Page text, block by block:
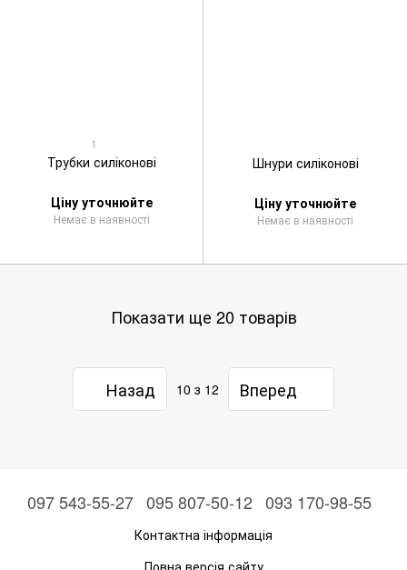
1
Трубки силіконові
Ціну уточнюйте
Немає в наявності
Шнури силіконові
Ціну уточнюйте
Немає в наявності
Показати ще 20 товарів
Назад 10 з 12 Вперед
097 543-55-27 095 807-50-12 093 170-98-55
Контактна інформація
Повна версія сайту